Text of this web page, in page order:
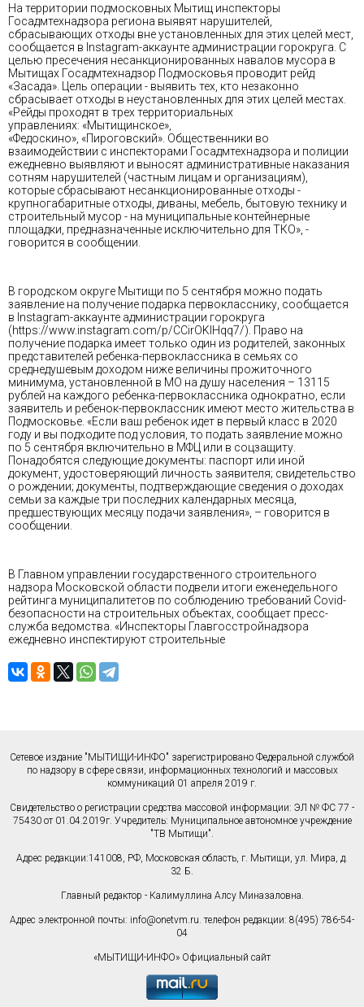
На территории подмосковных Мытищ инспекторы
Госадмтехнадзора региона выявят нарушителей,
сбрасывающих отходы вне установленных для этих целей мест,
сообщается в Instagram-аккаунте администрации горокруга. С
целью пресечения несанкционированных навалов мусора в
Мытищах Госадмтехнадзор Подмосковья проводит рейд
«Засада». Цель операции - выявить тех, кто незаконно
сбрасывает отходы в неустановленных для этих целей местах.
«Рейды проходят в трех территориальных
управлениях: «Мытищинское»,
«Федоскино», «Пироговский». Общественники во
взаимодействии с инспекторами Госадмтехнадзора и полиции
ежедневно выявляют и выносят административные наказания
сотням нарушителей (частным лицам и организациям),
которые сбрасывают несанкционированные отходы -
крупногабаритные отходы, диваны, мебель, бытовую технику и
строительный мусор - на муниципальные контейнерные
площадки, предназначенные исключительно для ТКО», -
говорится в сообщении.
В городском округе Мытищи по 5 сентября можно подать
заявление на получение подарка первокласснику, сообщается
в Instagram-аккаунте администрации горокруга
(https://www.instagram.com/p/CCirOKlHqq7/). Право на
получение подарка имеет только один из родителей, законных
представителей ребенка-первоклассника в семьях со
среднедушевым доходом ниже величины прожиточного
минимума, установленной в МО на душу населения – 13115
рублей на каждого ребенка-первоклассника однократно, если
заявитель и ребенок-первоклассник имеют место жительства в
Подмосковье. «Если ваш ребенок идет в первый класс в 2020
году и вы подходите под условия, то подать заявление можно
по 5 сентября включительно в МФЦ или в соцзащиту.
Понадобятся следующие документы: паспорт или иной
документ, удостоверяющий личность заявителя; свидетельство
о рождении; документы, подтверждающие сведения о доходах
семьи за каждые три последних календарных месяца,
предшествующих месяцу подачи заявления», – говорится в
сообщении.
В Главном управлении государственного строительного
надзора Московской области подвели итоги еженедельного
рейтинга муниципалитетов по соблюдению требований Covid-
безопасности на строительных объектах, сообщает пресс-
служба ведомства. «Инспекторы Главгосстройнадзора
ежедневно инспектируют строительные
Сетевое издание "МЫТИЩИ-ИНФО" зарегистрировано Федеральной службой
по надзору в сфере связи, информационных технологий и массовых
коммуникаций 01 апреля 2019 г.
Свидетельство о регистрации средства массовой информации: ЭЛ № ФС 77 -
75430 от 01.04.2019г. Учредитель: Муниципальное автономное учреждение
"ТВ Мытищи".
Адрес редакции:141008, РФ, Московская область, г. Мытищи, ул. Мира, д.
32 Б.
Главный редактор - Калимуллина Алсу Миназаловна.
Адрес электронной почты: info@onetvm.ru. телефон редакции: 8(495) 786-54-
04
«МЫТИЩИ-ИНФО» Официальный сайт